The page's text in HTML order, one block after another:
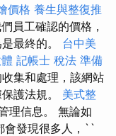
價格 養生與整復推
員工確認的價格，
最終的。 台中美
記帳士 稅法 準備
集和處理，該網站
護法規。 美式整
理信息。 無論如
會發現很多人，``